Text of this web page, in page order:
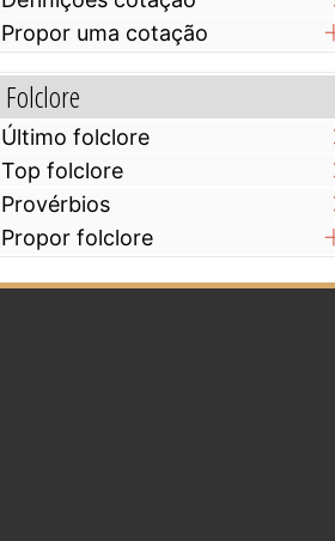
Propor uma cotação
Folclore
Último folclore
Top folclore
Provérbios
Propor folclore